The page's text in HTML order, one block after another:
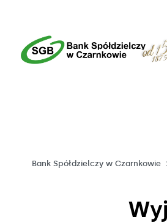
Bank Spółdzielczy w Czarnkowie